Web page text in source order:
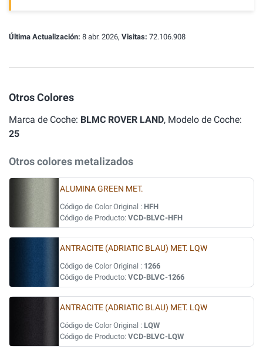
Última Actualización: 8 abr. 2026, Visitas: 72.106.908
Otros Colores
Marca de Coche: BLMC ROVER LAND, Modelo de Coche:
25
Otros colores metalizados
ALUMINA GREEN MET.
Código de Color Original : HFH
Código de Producto: VCD-BLVC-HFH
ANTRACITE (ADRIATIC BLAU) MET. LQW
Código de Color Original : 1266
Código de Producto: VCD-BLVC-1266
ANTRACITE (ADRIATIC BLAU) MET. LQW
Código de Color Original : LQW
Código de Producto: VCD-BLVC-LQW